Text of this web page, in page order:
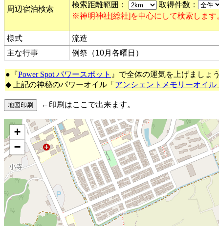
周辺宿泊検索
検索距離範囲：
取得件数：
※神明神社[総社]を中心にして検索します
様式
流造
主な行事
例祭（10月各曜日）
●『Power Spot パワースポット 』で全体の運気を上げましょ
◆ 上記の神秘のパワーオイル「 アンシェントメモリーオイル
←印刷はここで出来ます。
+
−